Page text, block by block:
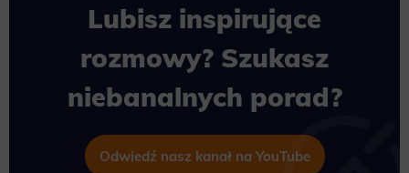
Lubisz inspirujące
rozmowy? Szukasz
niebanalnych porad?
Odwiedź nasz kanał na YouTube